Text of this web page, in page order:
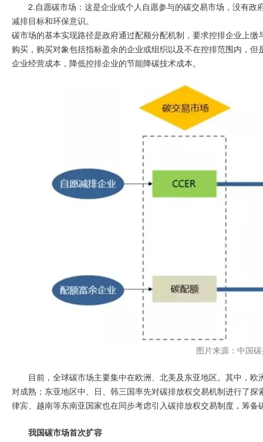
2.自愿碳市场：这是企业或个人自愿参与的碳交易市场，没有
减排目标和环保意识。
碳市场的基本实现路径是政府通过配额分配机制，要求控排企业上
购买，购买对象包括指标盈余的企业或组织以及不在控排范围内，
企业经营成本，降低控排企业的节能降碳技术成本。
图片来源：中国
目前，全球碳市场主要集中在欧洲、北美及东亚地区。其中，
对成熟；东亚地区中、日、韩三国率先对碳排放权交易机制进行了
律宾、越南等东南亚国家也在同步考虑引入碳排放权交易制度，筹备
我国碳市场首次扩容